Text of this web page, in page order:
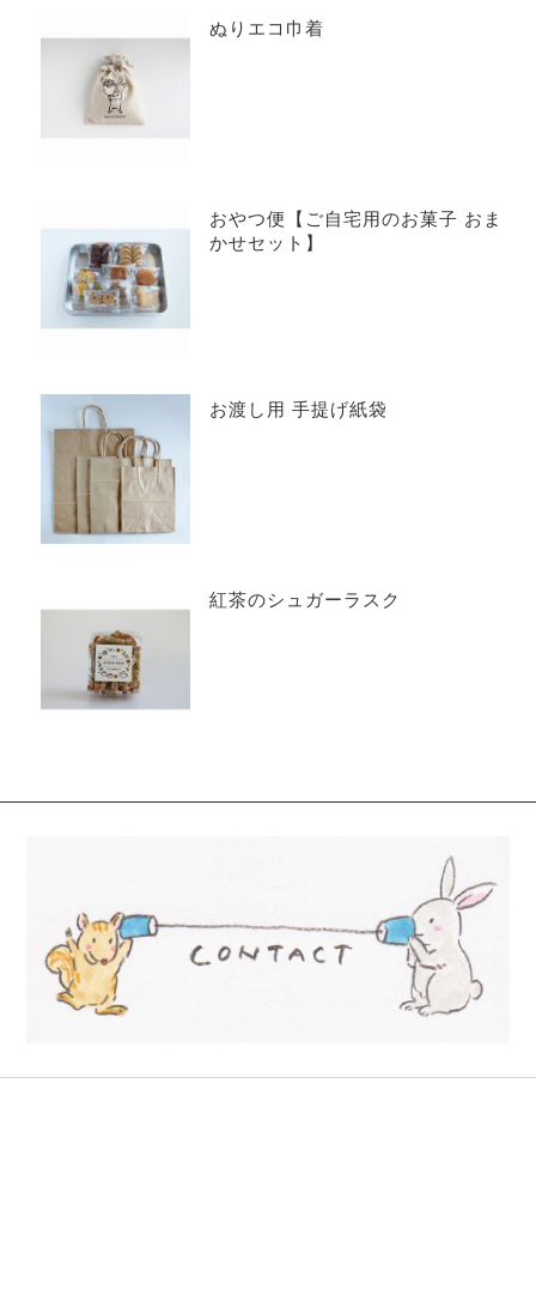
ぬりエコ巾着
おやつ便【ご自宅用のお菓子 おま
かせセット】
お渡し用 手提げ紙袋
紅茶のシュガーラスク